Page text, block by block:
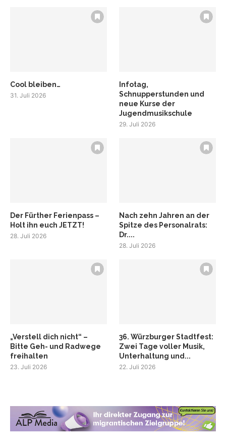
Cool bleiben…
31. Juli 2026
Infotag,
Schnupperstunden und
neue Kurse der
Jugendmusikschule
29. Juli 2026
Der Fürther Ferienpass –
Holt ihn euch JETZT!
28. Juli 2026
Nach zehn Jahren an der
Spitze des Personalrats:
Dr....
28. Juli 2026
„Verstell dich nicht“ –
Bitte Geh- und Radwege
freihalten
23. Juli 2026
36. Würzburger Stadtfest:
Zwei Tage voller Musik,
Unterhaltung und...
22. Juli 2026